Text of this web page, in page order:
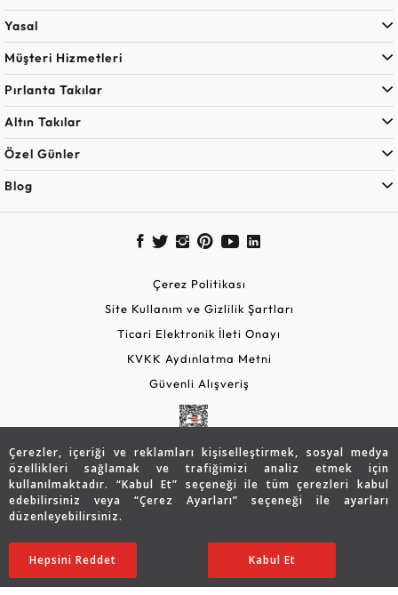
Çerezler, içeriği ve reklamları kişiselleştirmek, sosyal medya
özellikleri sağlamak ve trafiğimizi analiz etmek için
kullanılmaktadır. “Kabul Et” seçeneği ile tüm çerezleri kabul
edebilirsiniz veya “Çerez Ayarları” seçeneği ile ayarları
düzenleyebilirsiniz.
Ayarları Düzenle
Hepsini Reddet Kabul Et
136.142 TL
95.300 TL
85.770 TL SATIN ALIN
Yasal
Müşteri Hizmetleri
Pırlanta Takılar
Altın Takılar
Özel Günler
Blog
Çerez Politikası
Site Kullanım ve Gizlilik Şartları
Ticari Elektronik İleti Onayı
KVKK Aydınlatma Metni
Güvenli Alışveriş
Copyright © 2026 Assos Pırlanta - Bu sitenin tüm hakları